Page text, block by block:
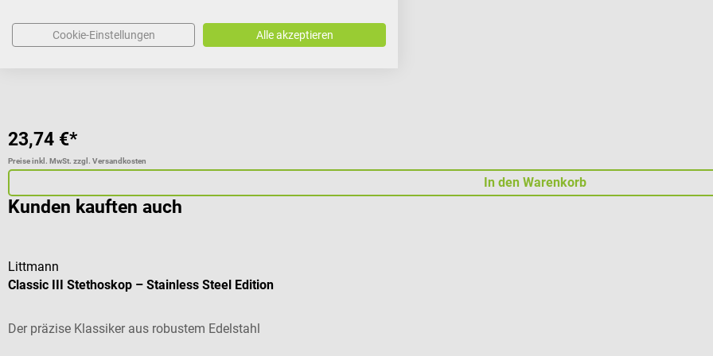
23,74 €*
Preise inkl. MwSt. zzgl. Versandkosten
In den Warenkorb
Kunden kauften auch
Littmann
Classic III Stethoskop – Stainless Steel Edition
Der präzise Klassiker aus robustem Edelstahl
Cookie-Einstellungen Alle akzeptieren